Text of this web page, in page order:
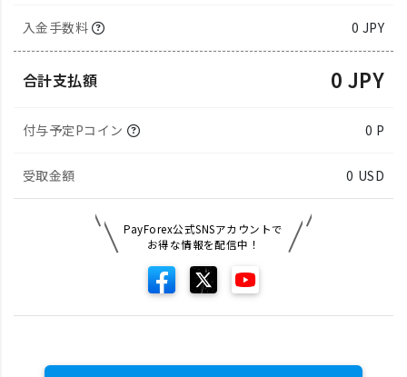
入金手数料 0 JPY
合計支払額 0 JPY
付与予定Pコイン 0 P
受取金額 0 USD
PayForex公式SNSアカウントで
お得な情報を配信中！